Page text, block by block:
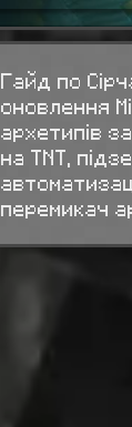
Гайд по
оновлення
архетипів
на TNT,
перемикач